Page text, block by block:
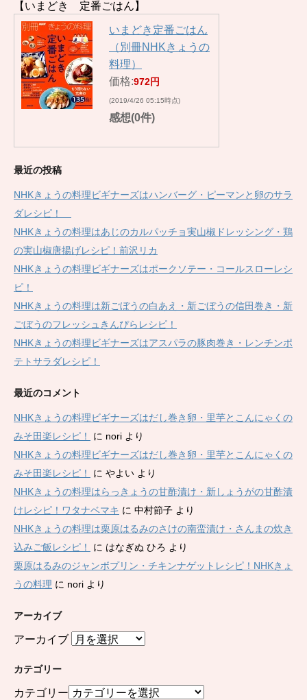
【いまどき 定番ごはん】
いまどき定番ごはん
（別冊NHKきょうの
料理）
価格:972円
(2019/4/26 05:15時点)
感想(0件)
最近の投稿
NHKきょうの料理ビギナーズはハンバーグ・ピーマンと卵のサラ
ダレシピ！
NHKきょうの料理はあじのカルパッチョ実山椒ドレッシング・鶏
の実山椒唐揚げレシピ！前沢リカ
NHKきょうの料理ビギナーズはポークソテー・コールスローレシ
ピ！
NHKきょうの料理は新ごぼうの白あえ・新ごぼうの信田巻き・新
ごぼうのフレッシュきんぴらレシピ！
NHKきょうの料理ビギナーズはアスパラの豚肉巻き・レンチンポ
テトサラダレシピ！
最近のコメント
NHKきょうの料理ビギナーズはだし巻き卵・里芋とこんにゃくの
みそ田楽レシピ！
に nori より
NHKきょうの料理ビギナーズはだし巻き卵・里芋とこんにゃくの
みそ田楽レシピ！
に やよい より
NHKきょうの料理はらっきょうの甘酢漬け・新しょうがの甘酢漬
けレシピ！ワタナベマキ に 中村節子 より
NHKきょうの料理は栗原はるみのさけの南蛮漬け・さんまの炊き
込みご飯レシピ！
に はなぎぬ ひろ より
栗原はるみのジャンボプリン・チキンナゲットレシピ！NHKきょ
うの料理 に nori より
アーカイブ
アーカイブ
カテゴリー
カテゴリー